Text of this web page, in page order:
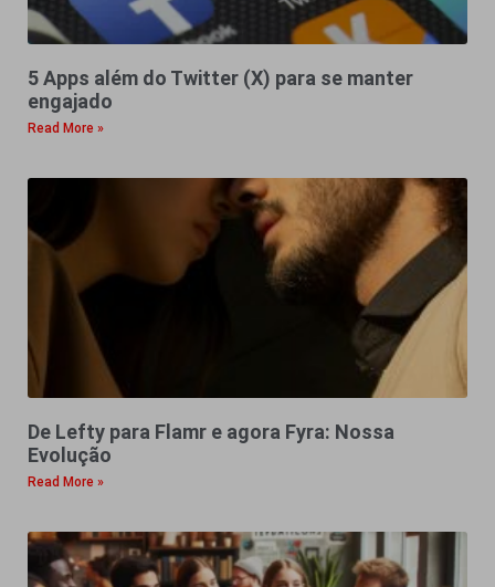
5 Apps além do Twitter (X) para se manter
engajado
Read More »
De Lefty para Flamr e agora Fyra: Nossa
Evolução
Read More »